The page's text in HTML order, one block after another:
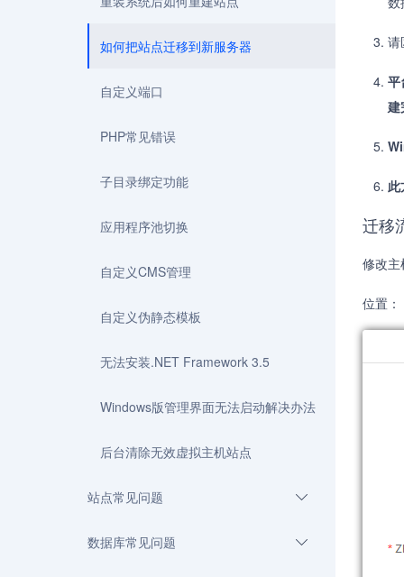
如何把站点迁移到新服务器
自定义端口
PHP常见错误
子目录绑定功能
应用程序池切换
自定义CMS管理
自定义伪静态模板
无法安装.NET Framework 3.5
Windows版管理界面无法启动解决办法
后台清除无效虚拟主机站点
站点常见问题
数据库常见问题
请
平
建
此
迁移
修改
位置